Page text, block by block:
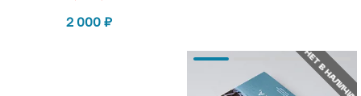
2 000 ₽
НЕТ В НАЛИЧИИ